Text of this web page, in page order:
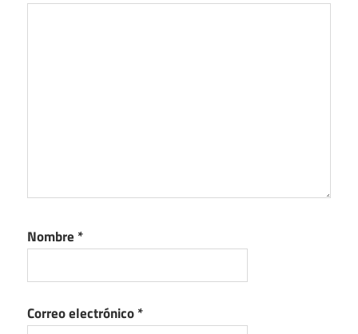
Nombre *
Correo electrónico*